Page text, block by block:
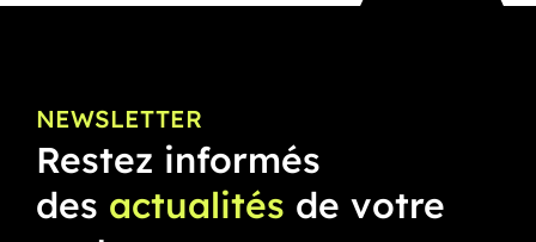
NEWSLETTER
Restez informés
des actualités de votre